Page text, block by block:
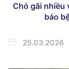
Chó gãi nhiều
báo
25.03.2026